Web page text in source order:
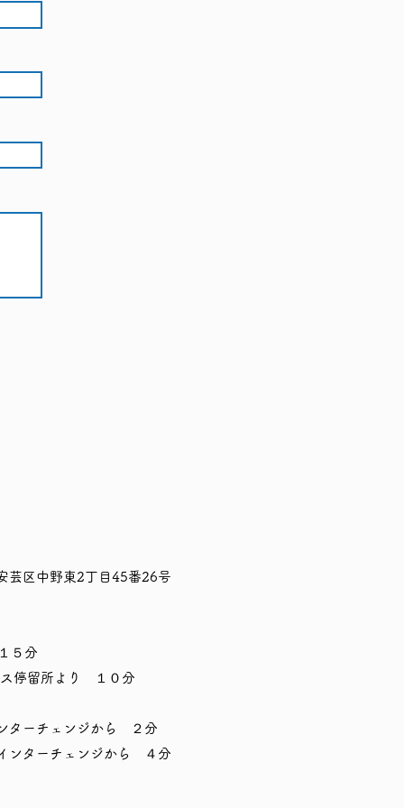
芸区中野東2丁目45番26号​
５分
停留所より １０分
ターチェンジから ２分
ンターチェンジから ４分